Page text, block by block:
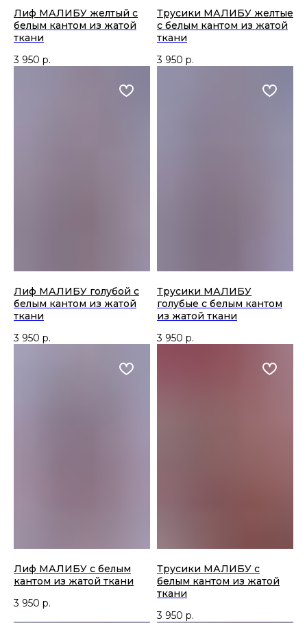
Лиф МАЛИБУ желтый с
белым кантом из жатой
ткани
3 950 р.
Трусики МАЛИБУ желтые
с белым кантом из жатой
ткани
3 950 р.
Лиф МАЛИБУ голубой c
белым кантом из жатой
ткани
3 950 р.
Трусики МАЛИБУ
голубые с белым кантом
из жатой ткани
3 950 р.
Лиф МАЛИБУ с белым
кантом из жатой ткани
3 950 р.
Трусики МАЛИБУ с
белым кантом из жатой
ткани
3 950 р.